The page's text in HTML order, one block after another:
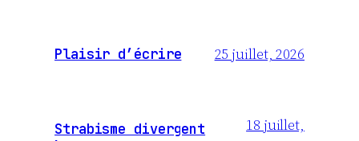
Plaisir d’écrire 25 juillet, 2026
Strabisme divergent
18 juillet,